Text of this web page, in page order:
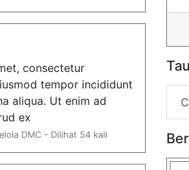
consectetur
tempor incididunt
aliqua. Ut enim ad
ex
DMC - Dilihat 54 kali